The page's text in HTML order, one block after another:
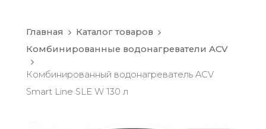
Главная
Каталог товаров
Комбинированные водонагреватели ACV
Комбинированный водонагреватель ACV
Smart Line SLE W 130 л